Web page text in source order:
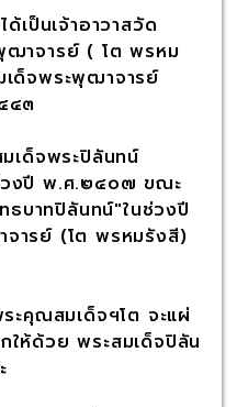
ป็นเจ้าอาวาสวัด
ฒาจารย์ ( โต พรหม
ด็จพระพุฒาจารย์
๔๓
เด็จพระปิลันทน์
วงปี พ.ศ.๒๔๐๗ ขณะ
บาทปิลันทน์"ในช่วงปี
ารย์ (โต พรหมรังสี)
คุณสมเด็จฯโต จะแผ่
ให้ด้วย พระสมเด็จปิลัน